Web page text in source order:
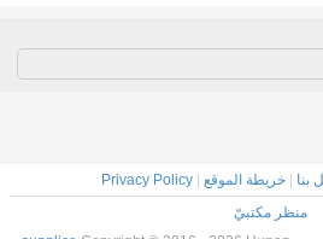
بنا |خريطة الموقع |
Privacy Policy
منظر مكتبيّ